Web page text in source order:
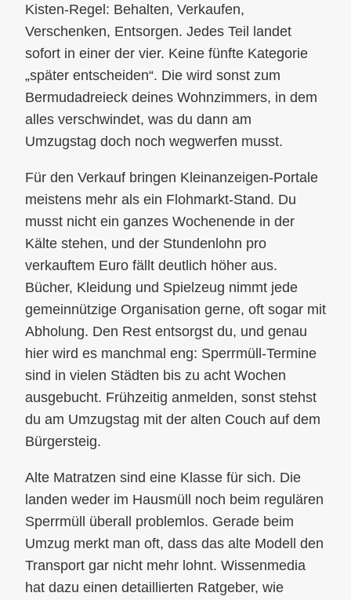
Kisten-Regel: Behalten, Verkaufen,
Verschenken, Entsorgen. Jedes Teil landet
sofort in einer der vier. Keine fünfte Kategorie
„später entscheiden“. Die wird sonst zum
Bermudadreieck deines Wohnzimmers, in dem
alles verschwindet, was du dann am
Umzugstag doch noch wegwerfen musst.
Für den Verkauf bringen Kleinanzeigen-Portale
meistens mehr als ein Flohmarkt-Stand. Du
musst nicht ein ganzes Wochenende in der
Kälte stehen, und der Stundenlohn pro
verkauftem Euro fällt deutlich höher aus.
Bücher, Kleidung und Spielzeug nimmt jede
gemeinnützige Organisation gerne, oft sogar mit
Abholung. Den Rest entsorgst du, und genau
hier wird es manchmal eng: Sperrmüll-Termine
sind in vielen Städten bis zu acht Wochen
ausgebucht. Frühzeitig anmelden, sonst stehst
du am Umzugstag mit der alten Couch auf dem
Bürgersteig.
Alte Matratzen sind eine Klasse für sich. Die
landen weder im Hausmüll noch beim regulären
Sperrmüll überall problemlos. Gerade beim
Umzug merkt man oft, dass das alte Modell den
Transport gar nicht mehr lohnt. Wissenmedia
hat dazu einen detaillierten Ratgeber, wie